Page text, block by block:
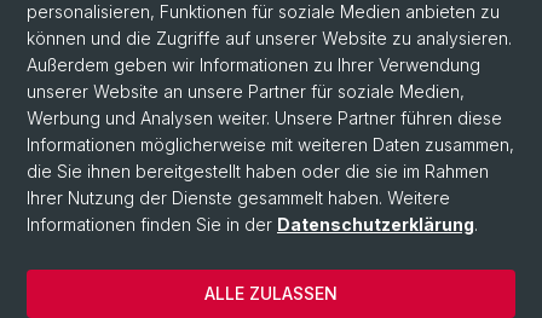
Mastodon
LinkedIn
Instagram
© Universität Basel
Datenschutzerklärung
personalisieren, Funktionen für soziale Medien anbieten zu
können und die Zugriffe auf unserer Website zu analysieren.
Außerdem geben wir Informationen zu Ihrer Verwendung
unserer Website an unsere Partner für soziale Medien,
Werbung und Analysen weiter. Unsere Partner führen diese
Informationen möglicherweise mit weiteren Daten zusammen,
die Sie ihnen bereitgestellt haben oder die sie im Rahmen
Ihrer Nutzung der Dienste gesammelt haben. Weitere
Informationen finden Sie in der Datenschutzerklärung.
ALLE ZULASSEN